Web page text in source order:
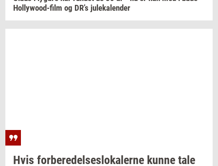
Hollywood-​film og DR’s ju­le­ka­len­der
Hvis for­be­re­del­ses­lo­ka­ler­ne kunne tale